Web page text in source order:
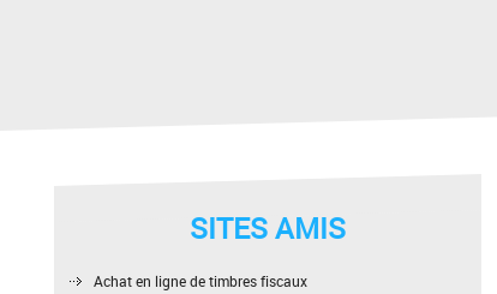
SITES AMIS
Achat en ligne de timbres fiscaux